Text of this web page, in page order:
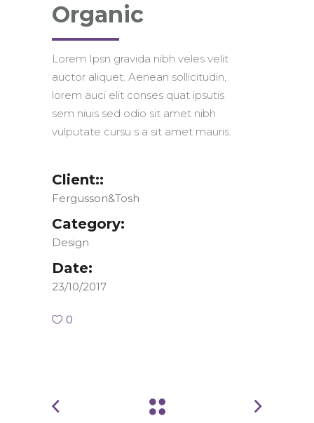
Organic
Lorem Ipsn gravida nibh veles velit
auctor aliquet. Aenean sollicitudin,
lorem auci elit conses quat ipsutis
sem niuis sed odio sit amet nibh
vulputate cursu s a sit amet mauris.
Client::
Fergusson&Tosh
Category:
Design
Date:
23/10/2017
0